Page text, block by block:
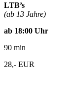
LTB’s
(ab 13 Jahre)
ab 18:00 Uhr
90 min
28,- EUR